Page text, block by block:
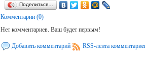
Поделиться…
Комментарии (0)
Нет комментариев. Ваш будет первым!
Добавить комментарий RSS-лента